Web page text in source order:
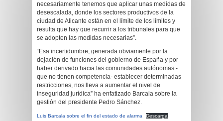
necesariamente tenemos que aplicar unas medidas de
desescalada, donde los sectores productivos de la
ciudad de Alicante están en el límite de los límites y
resulta que hay que recurrir a los tribunales para que
se adopten las medidas necesarias”.
“Esa incertidumbre, generada obviamente por la
dejación de funciones del gobierno de España y por
haber derivado hacia las comunidades autónomas -
que no tienen competencia- establecer determinadas
restricciones, nos lleva a aumentar el nivel de
inseguridad jurídica” ha enfatizado Barcala sobre la
gestión del presidente Pedro Sánchez.
Luis Barcala sobre el fin del estado de alarma Descarga